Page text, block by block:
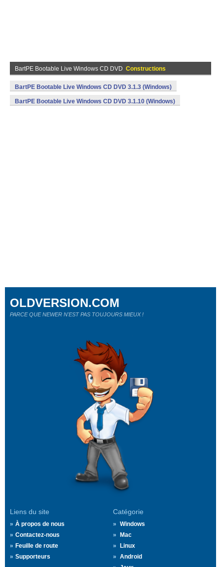
BartPE Bootable Live Windows CD DVD Constructions
BartPE Bootable Live Windows CD DVD 3.1.3 (Windows)
BartPE Bootable Live Windows CD DVD 3.1.10 (Windows)
Liens du site
À propos de nous
Contactez-nous
Feuille de route
Supporteurs
Catégorie
Windows
Mac
Linux
Android
OLDVERSION.COM
PARCE QUE NEWER N'EST PAS TOUJOURS MIEUX !